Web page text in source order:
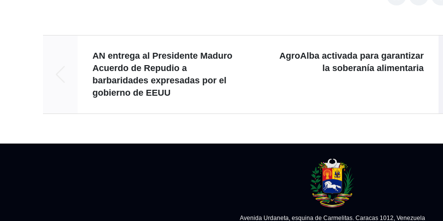
AN entrega al Presidente Maduro
Acuerdo de Repudio a
barbaridades expresadas por el
gobierno de EEUU
AgroAlba activada para garantizar
la soberanía alimentaria
Avenida Urdaneta, esquina de Carmelitas. Caracas 1012, Venezuela